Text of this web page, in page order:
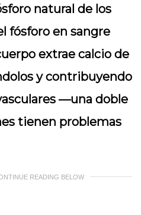
natural de los
fósforo en sangre
extrae calcio de
y contribuyendo
—una doble
tienen problemas
READING BELOW